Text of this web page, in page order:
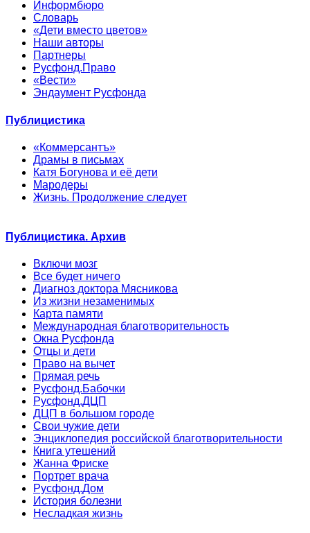
Информбюро
Словарь
«Дети вместо цветов»
Наши авторы
Партнеры
Русфонд.Право
«Вести»
Эндаумент Русфонда
Публицистика
«Коммерсантъ»
Драмы в письмах
Катя Богунова и её дети
Мародеры
Жизнь. Продолжение следует
Публицистика. Архив
Включи мозг
Все будет ничего
Диагноз доктора Мясникова
Из жизни незаменимых
Карта памяти
Международная благотворительность
Окна Русфонда
Отцы и дети
Право на вычет
Прямая речь
Русфонд.Бабочки
Русфонд.ДЦП
ДЦП в большом городе
Свои чужие дети
Энциклопедия российской благотворительности
Книга утешений
Жанна Фриске
Портрет врача
Русфонд.Дом
История болезни
Несладкая жизнь